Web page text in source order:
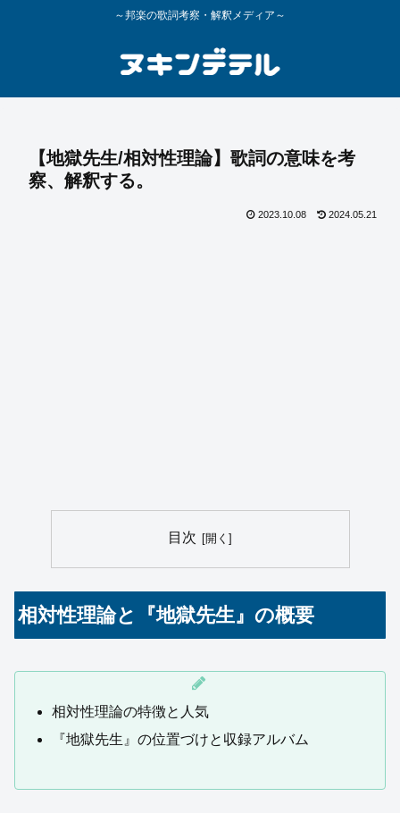
～邦楽の歌詞考察・解釈メディア～
【地獄先生/相対性理論】歌詞の意味を考
察、解釈する。
2023.10.08 2024.05.21
目次
相対性理論と『地獄先生』の概要
相対性理論の特徴と人気
『地獄先生』の位置づけと収録アルバム